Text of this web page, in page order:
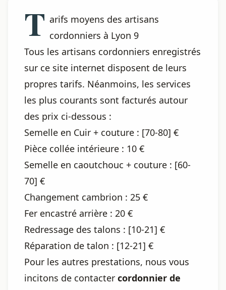
T arifs moyens des artisans
cordonniers à Lyon 9
Tous les artisans cordonniers enregistrés
sur ce site internet disposent de leurs
propres tarifs. Néanmoins, les services
les plus courants sont facturés autour
des prix ci-dessous :
Semelle en Cuir + couture : [70-80] €
Pièce collée intérieure : 10 €
Semelle en caoutchouc + couture : [60-
70] €
Changement cambrion : 25 €
Fer encastré arrière : 20 €
Redressage des talons : [10-21] €
Réparation de talon : [12-21] €
Pour les autres prestations, nous vous
incitons de contacter cordonnier de